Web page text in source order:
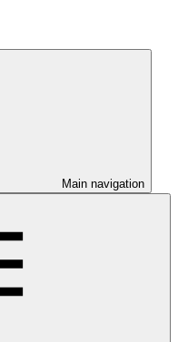
Main navigation